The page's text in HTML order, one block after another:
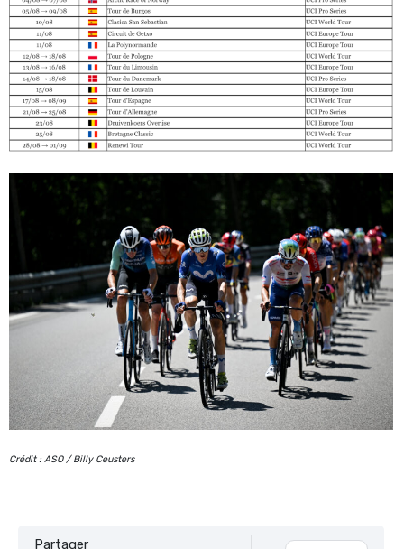
Crédit : ASO / Billy Ceusters
Partager